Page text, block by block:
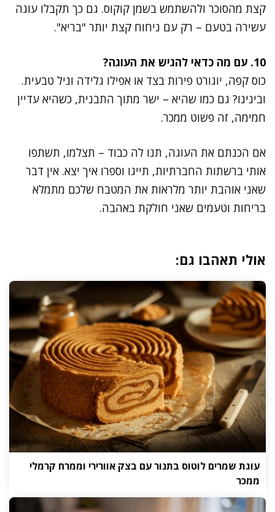
קצת מהסוכר ולהשתמש בשמן קוקוס. גם כך תקבלו עוגה
עשירה בטעם – רק עם ניחוח קצת יותר "בריא".
10. עם מה כדאי להגיש את העוגה?
כוס קפה, יוגורט פירות בצד או אפילו גלידה וניל טבעית.
ובינינו? גם כמו שהיא – ישר מתוך התבנית, כשהיא עדיין
חמימה, זה פשוט ממכר.
אם הכנתם את העוגה, תנו לה כבוד – תצלמו, תשתפו
אותי ברשתות החברתיות, תייגו וספרו איך יצא. אין דבר
שאני אוהבת יותר מלראות את המטבח שלכם מתמלא
בריחות וטעמים שאני חולקת באהבה.
אולי תאהבו גם:
עוגת שמרים לוטוס בתנור עם בצק אוורירי וממרח קרמלי
ממכר